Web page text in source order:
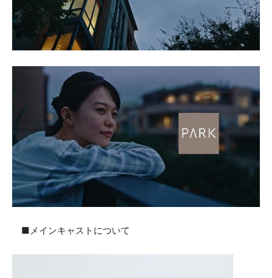
■メインキャストについて